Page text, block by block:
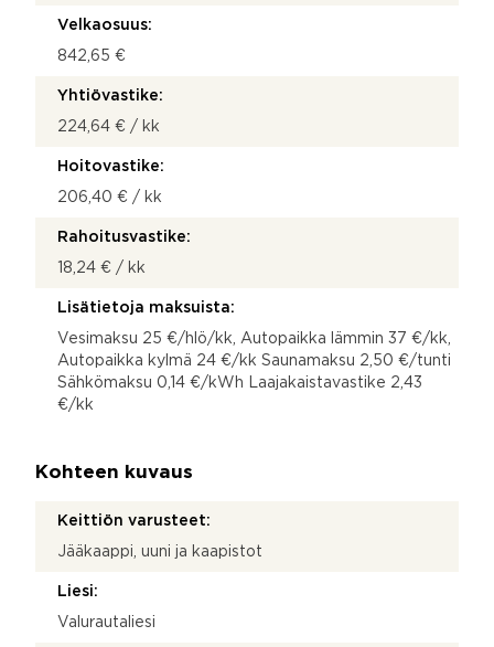
Velkaosuus:
842,65 €
Yhtiövastike:
224,64 € / kk
Hoitovastike:
206,40 € / kk
Rahoitusvastike:
18,24 € / kk
Lisätietoja maksuista:
Vesimaksu 25 €/hlö/kk, Autopaikka lämmin 37 €/kk,
Autopaikka kylmä 24 €/kk Saunamaksu 2,50 €/tunti
Sähkömaksu 0,14 €/kWh Laajakaistavastike 2,43
€/kk
Kohteen kuvaus
Keittiön varusteet:
Jääkaappi, uuni ja kaapistot
Liesi:
Valurautaliesi